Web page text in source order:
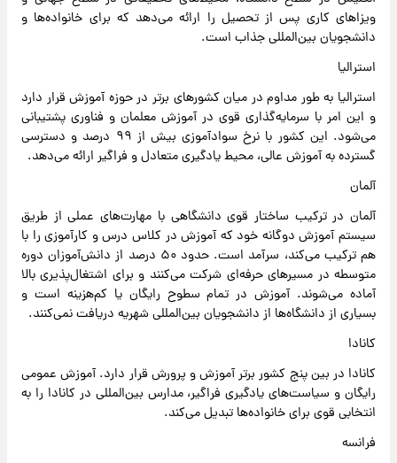
ویزاهای کاری پس از تحصیل را ارائه می‌دهد که برای خانواده‌ها و
دانشجویان بین‌المللی جذاب است.
استرالیا
استرالیا به طور مداوم در میان کشورهای برتر در حوزه آموزش قرار دارد
و این امر با سرمایه‌گذاری قوی در آموزش معلمان و فناوری پشتیبانی
می‌شود. این کشور با نرخ سوادآموزی بیش از ۹۹ درصد و دسترسی
گسترده به آموزش عالی، محیط یادگیری متعادل و فراگیر ارائه می‌دهد.
آلمان
آلمان در ترکیب ساختار قوی دانشگاهی با مهارت‌های عملی از طریق
سیستم آموزش دوگانه خود که آموزش در کلاس درس و کارآموزی را با
هم ترکیب می‌کند، سرآمد است. حدود ۵۰ درصد از دانش‌آموزان دوره
متوسطه در مسیرهای حرفه‌ای شرکت می‌کنند و برای اشتغال‌پذیری بالا
آماده می‌شوند. آموزش در تمام سطوح رایگان یا کم‌هزینه است و
بسیاری از دانشگاه‌ها از دانشجویان بین‌المللی شهریه دریافت نمی‌کنند.
کانادا
کانادا در بین پنج کشور برتر آموزش و پرورش قرار دارد. آموزش عمومی
رایگان و سیاست‌های یادگیری فراگیر، مدارس بین‌المللی در کانادا را به
انتخابی قوی برای خانواده‌ها تبدیل می‌کند.
فرانسه